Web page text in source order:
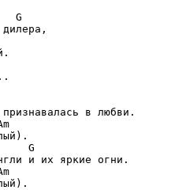
G
дилера,
в любви.
G
и их яркие огни.